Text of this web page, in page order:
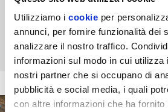
Utilizziamo i cookie per
annunci, per fornire funzionalità dei
analizzare il nostro traffico.
informazioni sul modo in cui utilizza
nostri partner che si occupano di
pubblicità e social media, i quali
con altre informazioni che ha fornito